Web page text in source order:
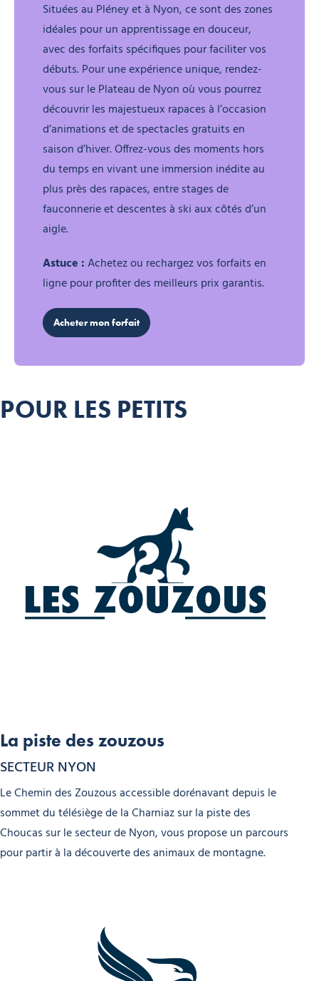
Situées au Pléney et à Nyon, ce sont des zones
idéales pour un apprentissage en douceur,
avec des forfaits spécifiques pour faciliter vos
débuts. Pour une expérience unique, rendez-
vous sur le Plateau de Nyon où vous pourrez
découvrir les majestueux rapaces à l’occasion
d’animations et de spectacles gratuits en
saison d’hiver. Offrez-vous des moments hors
du temps en vivant une immersion inédite au
plus près des rapaces, entre stages de
fauconnerie et descentes à ski aux côtés d’un
aigle.
Astuce :Achetez ou rechargez vos forfaits en
ligne pour profiter des meilleurs prix garantis.
Acheter mon forfait
POUR LES PETITS
SECTEUR NYON
La piste des zouzous
Le Chemin des Zouzous accessible dorénavant depuis le
sommet du télésiège de la Charniaz sur la piste des
Choucas sur le secteur de Nyon, vous propose un parcours
pour partir à la découverte des animaux de montagne.